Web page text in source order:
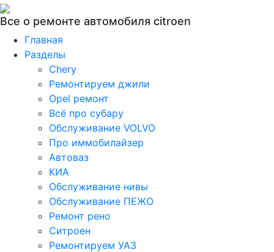
Все о ремонте автомобиля citroen
Главная
Разделы
Chery
Ремонтируем джили
Opel ремонт
Всё про субару
Обслуживание VOLVO
Про иммобилайзер
Автоваз
КИА
Обслуживание нивы
Обслуживание ПЕЖО
Ремонт рено
Ситроен
Ремонтируем УАЗ